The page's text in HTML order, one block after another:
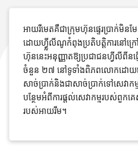
អាយរីមេតគឺជាក្រុមហ៊ុនផ្ទេរប្រាក់មិនម
ដោយហ្វ្លីលីណូកំពុងប្រតិបត្តិការនៅក្
ហ៊ុននេះអនុញ្ញាតឱ្យប្រជាជនហ្វីលីពីន
ចំនួន ២៧ នៅទូទាំងពិភពលោកដោយប្រ
សាច់ប្រាក់និងជាសាច់ប្រាក់ទៅសេវា
បន្ថែមអំពីការផ្តល់សេវាកម្មរបស់ពួ
របស់អាយរីម។